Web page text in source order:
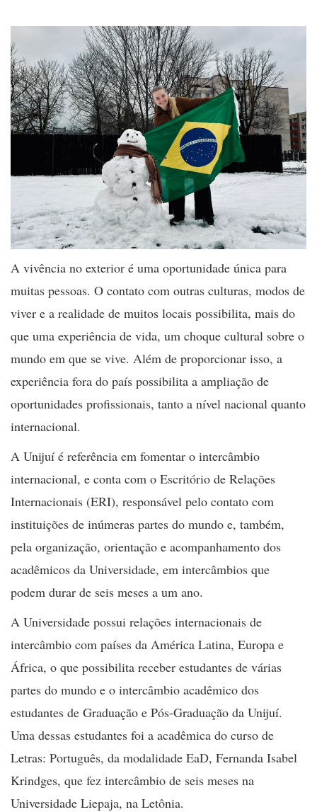
A vivência no exterior é uma oportunidade única para
muitas pessoas. O contato com outras culturas, modos de
viver e a realidade de muitos locais possibilita, mais do
que uma experiência de vida, um choque cultural sobre o
mundo em que se vive. Além de proporcionar isso, a
experiência fora do país possibilita a ampliação de
oportunidades profissionais, tanto a nível nacional quanto
internacional.
A Unijuí é referência em fomentar o intercâmbio
internacional, e conta com o Escritório de Relações
Internacionais (ERI), responsável pelo contato com
instituições de inúmeras partes do mundo e, também,
pela organização, orientação e acompanhamento dos
acadêmicos da Universidade, em intercâmbios que
podem durar de seis meses a um ano.
A Universidade possui relações internacionais de
intercâmbio com países da América Latina, Europa e
África, o que possibilita receber estudantes de várias
partes do mundo e o intercâmbio acadêmico dos
estudantes de Graduação e Pós-Graduação da Unijuí.
Uma dessas estudantes foi a acadêmica do curso de
Letras: Português, da modalidade EaD, Fernanda Isabel
Krindges, que fez intercâmbio de seis meses na
Universidade Liepaja, na Letônia.